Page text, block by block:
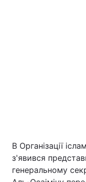
Київ
Дніпро
В Організації
з'явився
генеральному